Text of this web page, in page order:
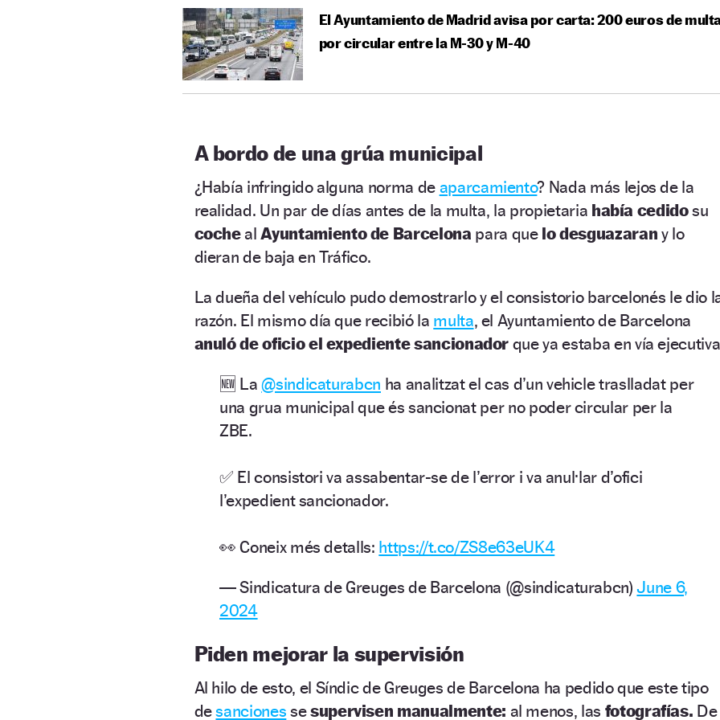
El Ayuntamiento de Madrid avisa por carta: 200 euros de
por circular entre la M-30 y M-40
A bordo de una grúa municipal
¿Había infringido alguna norma de aparcamiento? Nada más lejos de la
realidad. Un par de días antes de la multa, la propietaria había cedidosu
cocheal Ayuntamiento de Barcelona para quelo desguazaran y lo
dieran de baja en Tráfico.
La dueña del vehículo pudo demostrarlo y el consistorio barcelonés le dio
razón. El mismo día que recibió la multa, el Ayuntamiento de Barcelona
anuló de oficio el expediente sancionador que ya estaba en vía
🆕 La@sindicaturabcn ha analitzat el cas d’un vehicle traslladat per
una grua municipal que és sancionat per no poder circular per la
ZBE.
✅ El consistori va assabentar-se de l’error i va anul·lar d’ofici
l’expedient sancionador.
👀 Coneix més detalls: https://t.co/ZS8e63eUK4
— Sindicatura de Greuges de Barcelona (@sindicaturabcn)June 6,
2024
Piden mejorar la supervisión
Al hilo de esto, el Síndic de Greuges de Barcelona ha pedido que este tipo
desanciones sesupervisen manualmente: al menos, las fotografías. De